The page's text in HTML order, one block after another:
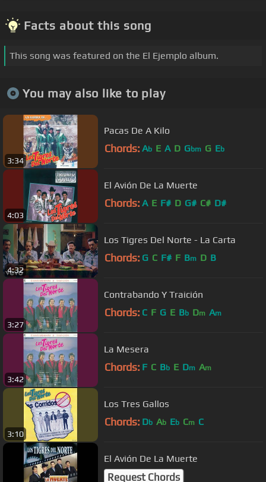
Facts about this song
This song was featured on the El Ejemplo album.
You may also like to play
3:34
Pacas De A Kilo
Chords: Ab E A D Gbm G Eb
4:03
El Avión De La Muerte
Chords: A E F# D G# C# D#
4:32
Los Tigres Del Norte - La Carta
Chords: G C F# F Bm D B
3:27
Contrabando Y Traición
Chords: C F G E Bb Dm Am
3:42
La Mesera
Chords: F C Bb E Dm Am
3:10
Los Tres Gallos
Chords: Db Ab Eb Cm C
El Avión De La Muerte
Request Chords